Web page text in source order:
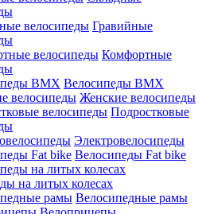
Гравийные
Комфортные
Велосипеды BMX
Женские велосипеды
Подростковые
Электровелосипеды
Велосипеды Fat bike
на литых колесах
Велосипедные рамы